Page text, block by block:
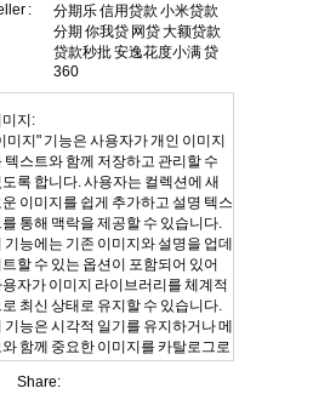
:
分期乐 信用贷款 小米贷款
分期 你我贷 网贷 大额贷款
贷款秒批 安逸花度小满 贷
360
미지:
미지" 기능은 사용자가 개인 이미지
텍스트와 함께 저장하고 관리할 수
도록 합니다. 사용자는 컬렉션에 새
운 이미지를 쉽게 추가하고 설명 텍스
를 통해 맥락을 제공할 수 있습니다.
기능에는 기존 이미지와 설명을 업데
트할 수 있는 옵션이 포함되어 있어
자가 이미지 라이브러리를 체계적
로 최신 상태로 유지할 수 있습니다.
기능은 시각적 일기를 유지하거나 메
와 함께 중요한 이미지를 카탈로그로
Share: